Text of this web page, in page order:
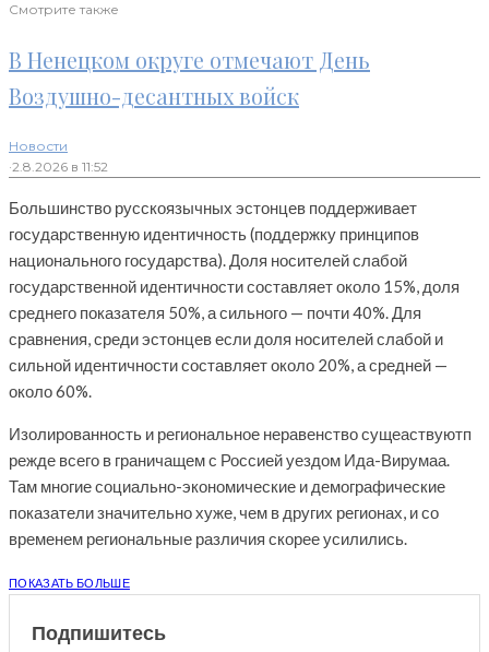
Смотрите также
В Ненецком округе отмечают День
Воздушно-десантных войск
Новости
·2.8.2026 в 11:52
Большинство русскоязычных эстонцев поддерживает
государственную идентичность (поддержку принципов
национального государства). Доля носителей слабой
государственной идентичности составляет около 15%, доля
среднего показателя 50%, а сильного — почти 40%. Для
сравнения, среди эстонцев если доля носителей слабой и
сильной идентичности составляет около 20%, а средней —
около 60%.
Изолированность и региональное неравенство сущеаствуютп
режде всего в граничащем с Россией уездом Ида-Вирумаа.
Там многие социально-экономические и демографические
показатели значительно хуже, чем в других регионах, и со
временем региональные различия скорее усилились.
ПОКАЗАТЬ БОЛЬШЕ
Подпишитесь